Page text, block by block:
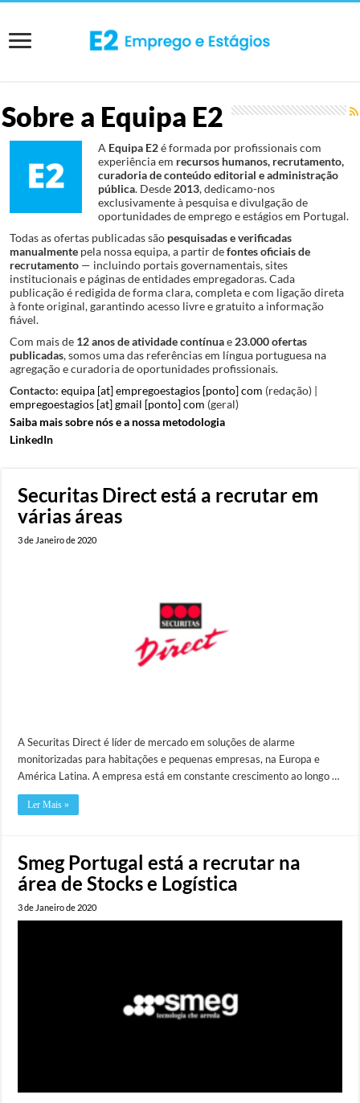
Sobre a Equipa E2
A Equipa E2é formada por profissionais com
experiência em recursos humanos, recrutamento,
curadoria de conteúdo editorial e administração
pública. Desde 2013, dedicamo-nos
exclusivamente à pesquisa e divulgação de
oportunidades de emprego e estágios em Portugal.
Todas as ofertas publicadas são pesquisadas e verificadas
manualmente pela nossa equipa, a partir defontes oficiais de
recrutamento — incluindo portais governamentais, sites
institucionais e páginas de entidades empregadoras. Cada
publicação é redigida de forma clara, completa e com ligação direta
à fonte original, garantindo acesso livre e gratuito a informação
fiável.
Com mais de 12 anos de atividade contínuae 23.000 ofertas
publicadas, somos uma das referências em língua portuguesa na
agregação e curadoria de oportunidades profissionais.
Contacto: equipa [at] empregoestagios [ponto] com (redação) |
empregoestagios [at] gmail [ponto] com (geral)
Saiba mais sobre nós e a nossa metodologia
LinkedIn
Securitas Direct está a recrutar em
várias áreas
3 de Janeiro de 2020
A Securitas Direct é líder de mercado em soluções de alarme
monitorizadas para habitações e pequenas empresas, na Europa e
América Latina. A empresa está em constante crescimento ao longo …
Ler Mais »
Smeg Portugal está a recrutar na
área de Stocks e Logística
3 de Janeiro de 2020